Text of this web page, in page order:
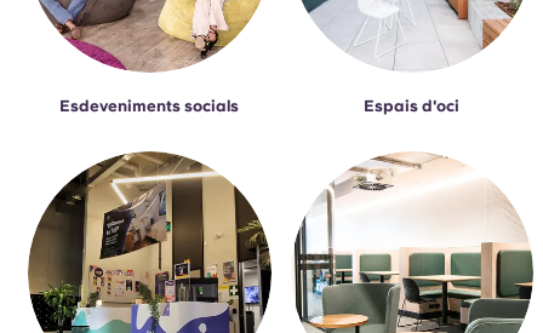
Esdeveniments socials Espais d'oci